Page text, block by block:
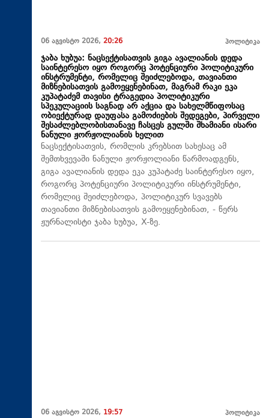
06 აგვისტო 2026, 20:26 პოლიტიკა
ჯაბა ხუბუა: ნაცსექტისათვის გიგა ავალიანის დედა
საინტერესო იყო როგორც პოტენციური პოლიტიკური
ინსტრუმენტი, რომელიც შეიძლებოდა, თავიანთი
მიზნებისათვის გამოეყენებინათ, მაგრამ რაკი ეკა
კუპატაძემ თავისი ტრაგედია პოლიტიკური
სპეკულაციის საგნად არ აქცია და სახელმწიფოსაც
ობიექტურად დაუფასა გამოძიების შედეგები, პირველი
შესაძლებლობისთანავე ჩასცეს გულში შხამიანი ისარი
ნანული ჟორჟოლიანის ხელით
ნაცსექტისათვის, რომლის კრებსით სახესაც ამ
შემთხვევაში ნანული ჟორჟოლიანი წარმოადგენს,
გიგა ავალიანის დედა ეკა კუპატაძე საინტერესო იყო,
როგორც პოტენციური პოლიტიკური ინსტრუმენტი,
რომელიც შეიძლებოდა, პოლიტიკურ სვავებს
თავიანთი მიზნებისათვის გამოეყენებინათ, - წერს
ჟურნალისტი ჯაბა ხუბუა, X-ზე.
06 აგვისტო 2026, 19:57 პოლიტიკა